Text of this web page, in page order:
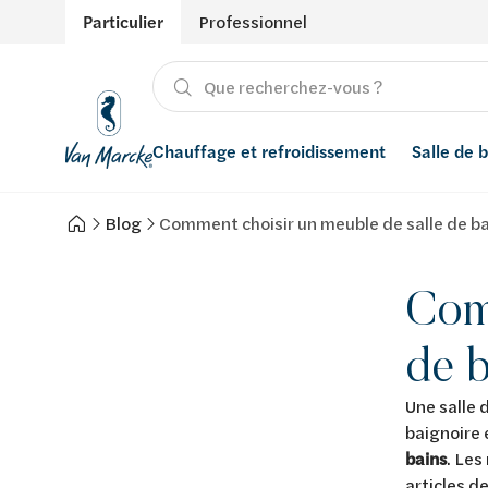
Particulier Professionnel
Chauffage et refroidissement
Chauffage
Salle de
Produits
Énergies renouvelables
Adoucisseurs d’eau
Blog Comment choisir un meuble de salle de
de
Une salle
baignoire
bains.